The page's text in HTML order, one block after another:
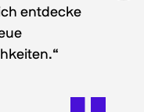
entdecke